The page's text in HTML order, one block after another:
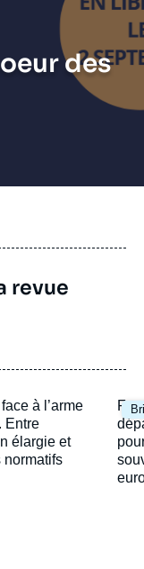
des
revue
à l’arme
Entre
élargie et
normatifs